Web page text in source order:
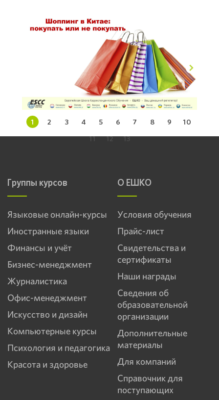
1 2 3 4 5 6 7 8 9
10
11
12 13
Группы курсов
Языковые онлайн-курсы
Иностранные языки
Финансы и учёт
Бизнес-менеджмент
Журналистика
Офис-менеджмент
Искусство и дизайн
Компьютерные курсы
Психология и педагогика
Красота и здоровье
О ЕШКО
Условия обучения
Прайс-лист
Свидетельства и
сертификаты
Наши награды
Сведения об
образовательной
организации
Дополнительные
материалы
Для компаний
Справочник для
поступающих